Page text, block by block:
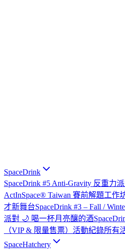
SpaceDrink
SpaceDrink #5 Anti-Gravity 反重力
ActInSpace® Taiwan 賽前解題工作
才新舞台SpaceDrink #3 – Fall /
派對 🌙 喝一杯月亮釀的酒
（VIP & 限量售票） 活動紀錄所有
SpaceHatchery